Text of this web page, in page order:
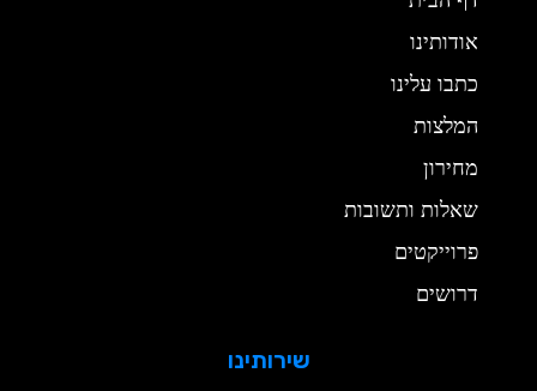
אודותינו
כתבו עלינו
המלצות
מחירון
שאלות ותשובות
פרוייקטים
דרושים
שירותינו